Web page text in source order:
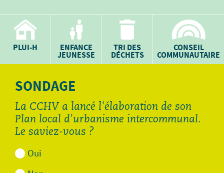
PLUI-H ENFANCE
JEUNESSE
TRI DES
DÉCHETS
CONSEIL
COMMUNAUTAIRE
SONDAGE
La CCHV a lancé l'élaboration de son
Plan local d'urbanisme intercommunal.
Le saviez-vous ?
Oui